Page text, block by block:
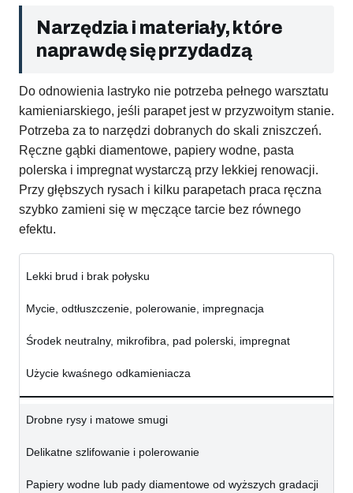
Narzędzia i materiały, które
naprawdę się przydadzą
Do odnowienia lastryko nie potrzeba pełnego warsztatu
kamieniarskiego, jeśli parapet jest w przyzwoitym stanie.
Potrzeba za to narzędzi dobranych do skali zniszczeń.
Ręczne gąbki diamentowe, papiery wodne, pasta
polerska i impregnat wystarczą przy lekkiej renowacji.
Przy głębszych rysach i kilku parapetach praca ręczna
szybko zamieni się w męczące tarcie bez równego
efektu.
Lekki brud i brak połysku
Mycie, odtłuszczenie, polerowanie, impregnacja
Środek neutralny, mikrofibra, pad polerski, impregnat
Użycie kwaśnego odkamieniacza
Drobne rysy i matowe smugi
Delikatne szlifowanie i polerowanie
Papiery wodne lub pady diamentowe od wyższych gradacji